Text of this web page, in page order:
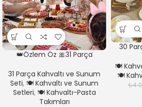
👑Özlem Öz 🎀31 Parça
31 Parça Kahvaltı ve Sunum
Seti, 🍽️ Kahvaltı ve Sunum
Setleri, 🍽️ Kahvaltı-Pasta
Takımları
30
🍽️
🍽️
₺